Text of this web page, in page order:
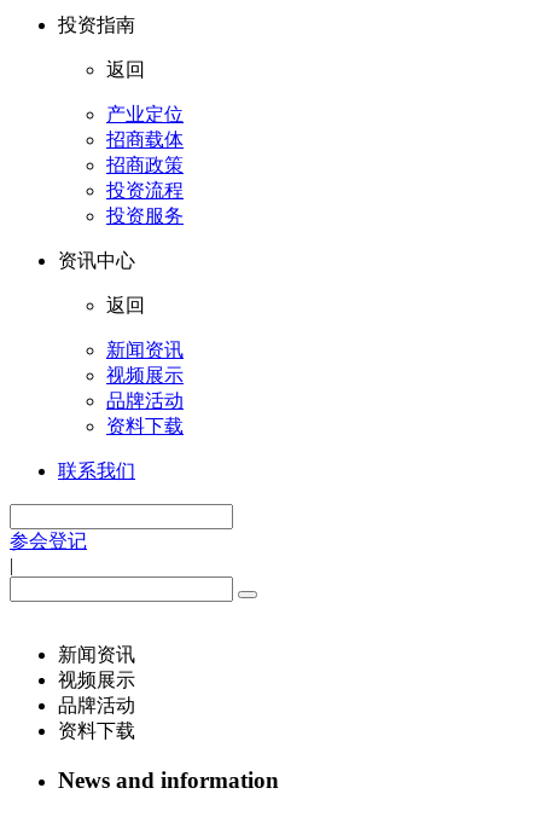
投资指南
返回
产业定位
招商载体
招商政策
投资流程
投资服务
资讯中心
返回
新闻资讯
视频展示
品牌活动
资料下载
联系我们
参会登记
|
新闻资讯
视频展示
品牌活动
资料下载
News and information